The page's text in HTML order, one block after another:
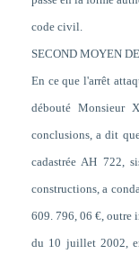
code civil.
SECOND MOYEN
En ce que l'arrêt
débouté Monsieur
conclusions, a dit
cadastrée AH 722,
constructions, a
609. 796, 06 €, outre
du 10 juillet 2002,